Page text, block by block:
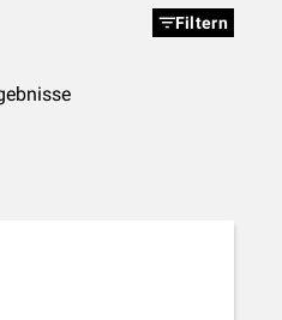
Filtern